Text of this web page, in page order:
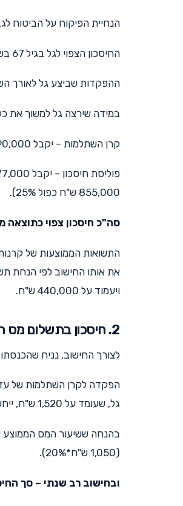
הנחיית הפיקוח על הביטוח
החיסכון הצפוי לגל בגיל 67 בשני המוצרים בהנחה של תשואה כזו, ובדמי ניהול זהים בגובה 0.7%, הוא 1,490,000 ש"ח.
ההפקדות שביצע גל לאורך השנים, אגב, מסתכמות ב-635,000
במידה שירצה גל למשוך את כל הכסף בגיל 67, הוא יקבל את כספו לאחר
קרן השתלמות – יקבל 1,490,000 ש"ח באופן מלא.
855,000 ש"ח כפול 25%).
סה"כ חיסכון צפוי כתוצאה
ויעמוד על 440,000 ש"ח.
2. חיסכון בתשלום מס הכנסה
לצורך החישוב, נניח שהכנסתו
גל, שעומד על 1,520 ש"ח, ייחשב כהוצאה מוכרת סכום של 1,050 ש"ח בלבד (15,000*7%).
(1,050 ש"ח*20%).
ובחישוב רב שנתי – סך